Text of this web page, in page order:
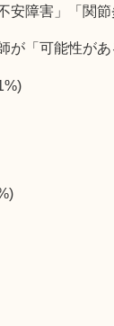
安障害」「関節
が「可能性が